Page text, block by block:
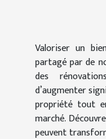
Valoriser un
partagé par de
des
d’augmenter
propriété tout
marché.
peuvent